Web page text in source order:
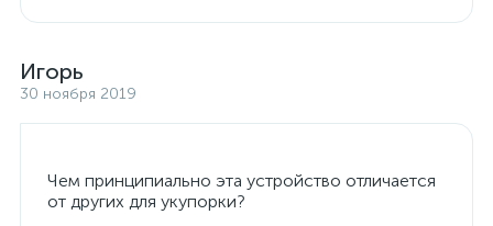
Игорь
30 ноября 2019
Чем принципиально эта устройство отличается
от других для укупорки?